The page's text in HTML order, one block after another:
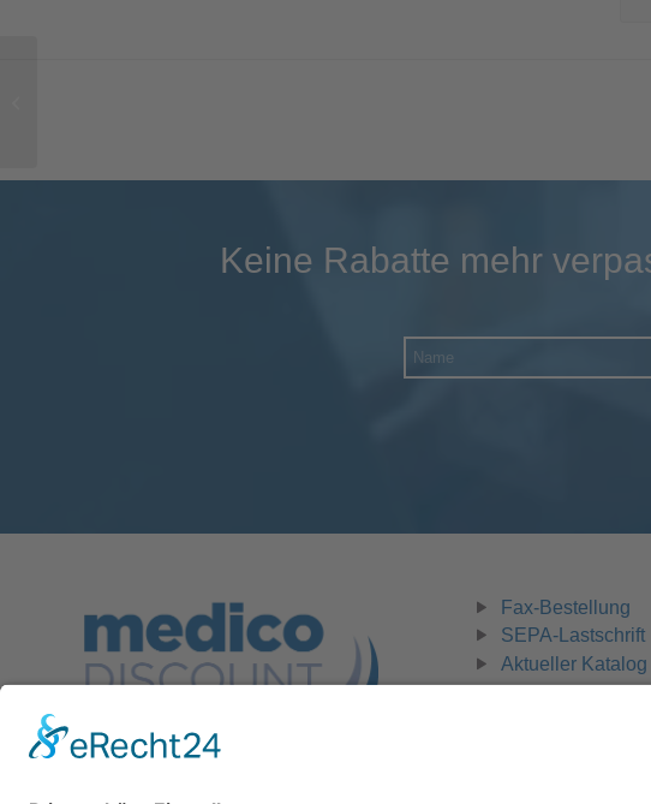
Keine Rabatte mehr
Fax-Bestellung
SEPA-Lastschrift
Aktueller Katalog